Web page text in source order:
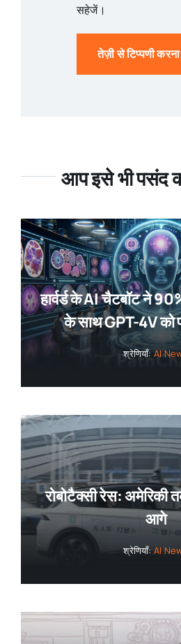
सहेजें।
आप इसे भी पसंद
हार्वर्ड के AI चैटबॉट ने
के साथ GPT-4V को
श्रेणियाँ:AI
रोबोटैक्सी रेस:
आगे
श्रेणियाँ:AI